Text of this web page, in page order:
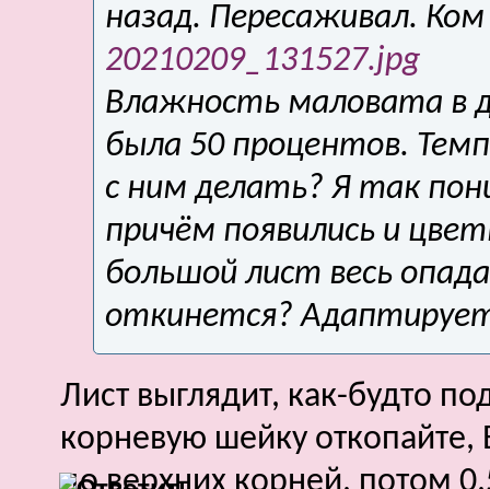
назад. Пересаживал.
20210209_131527.jpg
Влажность маловата в
была 50 процентов.
с ним делать? Я так
причём появились и
большой лист весь
откинется?
Лист выглядит, как-будто
корневую шейку